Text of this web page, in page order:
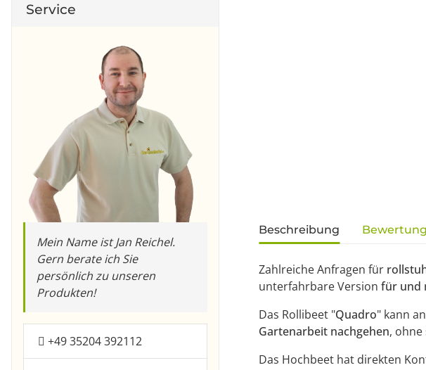
weitere Registerkarten anzeigen
Beschreibung
Zahlreiche Anfragen für
unterfahrbare Version für und
Das Rollibeet "Quadro" kann
Gartenarbeit nachgehen,
Das Hochbeet hat direkten
Service
Mein Name ist Jan Reichel.
Gern berate ich Sie
persönlich zu unseren
Produkten!
+49 35204 392112